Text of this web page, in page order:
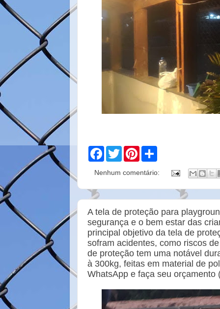
F
e
o
T
w
t
e
P
t
r
t
r
Nenhum comentário:
A tela de proteção para
segurança e o bem estar das
principal objetivo da tela de
sofram acidentes, como riscos
de proteção tem uma notável
à 300kg, feitas em material de
WhatsApp e faça seu orçamento